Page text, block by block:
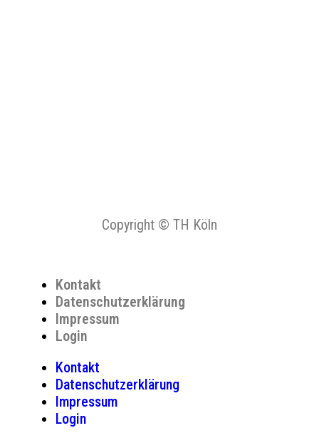
Copyright © TH Köln
Kontakt
Datenschutzerklärung
Impressum
Login
Kontakt
Datenschutzerklärung
Impressum
Login